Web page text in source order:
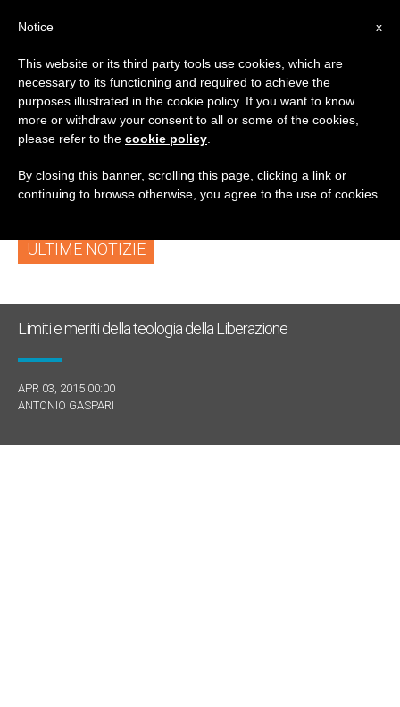
TAG
Posts Tagged ‘opzione
Preferenziale’
ULTIME NOTIZIE
Limiti e meriti della teologia della Liberazione
APR 03, 2015 00:00
ANTONIO GASPARI
x
Notice
This website or its third party tools use cookies, which are
necessary to its functioning and required to achieve the
purposes illustrated in the cookie policy. If you want to know
more or withdraw your consent to all or some of the cookies,
please refer to the cookie policy
By closing this banner, scrolling this page, clicking a link or
continuing to browse otherwise, you agree to the use of cookies.